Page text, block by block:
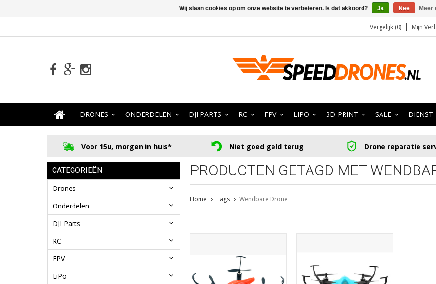
Vergelijk (0) Mijn
DRONES ONDERDELEN DJI PARTS RC FPV LIPO 3D-PRINT SALE DIENST
Voor 15u, morgen in huis* Niet goed geld terug Drone reparatie
CATEGORIEËN
Drones
Onderdelen
DJI Parts
RC
FPV
LiPo
PRODUCTEN GETAGD MET
Home Tags Wendbare Drone
Wij slaan cookies op om onze website te verbeteren. Is dat akkoord? Ja Nee Meer